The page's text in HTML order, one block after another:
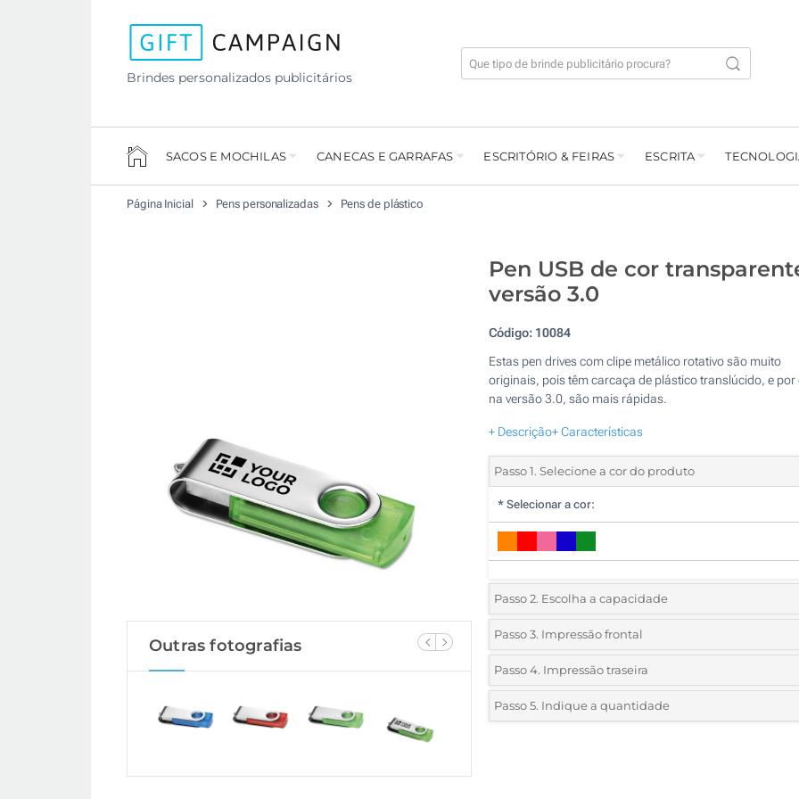
Brindes personalizados publicitários
SACOS E MOCHILAS CANECAS E GARRAFAS ESCRITÓRIO & FEIRAS ESCRITA
Página Inicial Pens personalizadas Pens de plástico
Outras fotografias
Pen USB de cor
versão 3.0
Código: 10084
Estas pen drives com clipe metálico rotativo são muito
originais, pois têm carcaça de plástico translúcido, e por
na versão 3.0, são mais rápidas.
+ Descrição+ Características
Passo 1. Selecione a cor do produto
* Selecionar a cor:
Passo 2. Escolha a capacidade
8 GB
16 GB
32 GB
Passo 3. Impressão frontal
*Selecione a técnica de personalização e o número de
do seu logotipo:
Serigrafia a 1 Cor
Passo 4. Impressão traseira
*Selecione a técnica de personalização e o número de
do seu logotipo:
Passo 5. Indique a quantidade